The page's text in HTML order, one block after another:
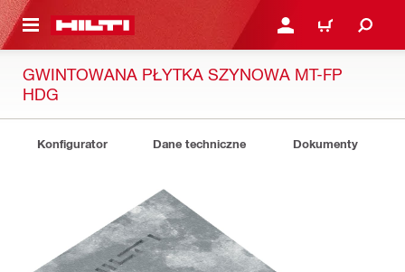
GŁÓWNEJ ZALOGUJ SIĘ LUB
KOSZYK
GWINTOWANA PŁYTKA SZYNOWA MT-FP
HDG
Konfigurator Dane techniczne Dokumenty